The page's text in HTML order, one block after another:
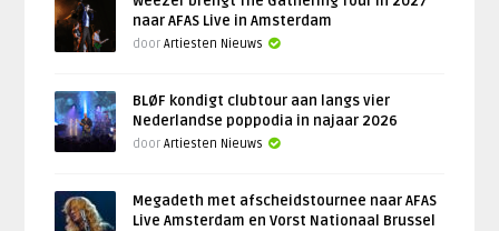
naar AFAS Live in Amsterdam
doorArtiesten Nieuws
BLØF kondigt clubtour aan langs vier
Nederlandse poppodia in najaar 2026
doorArtiesten Nieuws
Megadeth met afscheidstournee naar AFAS
Live Amsterdam en Vorst Nationaal Brussel